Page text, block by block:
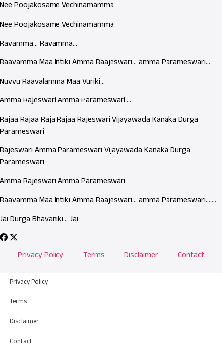
Nee Poojakosame Vechinamamma
Nee Poojakosame Vechinamamma
Ravamma… Ravamma…
Raavamma Maa Intiki Amma Raajeswari… amma Parameswari…
Nuvvu Raavalamma Maa Vuriki…
Amma Rajeswari Amma Parameswari….
Rajaa Rajaa Raja Rajaa Rajeswari Vijayawada Kanaka Durga
Parameswari
Rajeswari Amma Parameswari Vijayawada Kanaka Durga
Parameswari
Amma Rajeswari Amma Parameswari
Raavamma Maa Intiki Amma Raajeswari… amma Parameswari…….
Jai Durga Bhavaniki… Jai
Privacy Policy Terms Disclaimer Contact
Privacy Policy
Terms
Disclaimer